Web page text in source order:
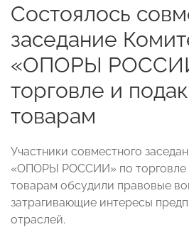
Состоялось
заседание
«ОПОРЫ
торговле и
товарам
Участники совместного
«ОПОРЫ РОССИИ» по торговле
товарам обсудили правовые
затрагивающие интересы
отраслей.